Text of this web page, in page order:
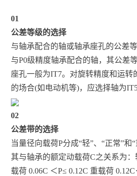
01
公差等级的选择
与轴承配合的轴或轴承座孔的公差
与P0级精度轴承配合的轴，其公差
座孔一般为IT7。对旋转精度和运转
的场合(如电动机等)，应选择轴为
02
公差带的选择
当量径向载荷P分成“轻”、“正常”和
其与轴承的额定动载荷C之关系为：
载荷 0.06C ＜P≤ 0.12C 重载荷 0.12C